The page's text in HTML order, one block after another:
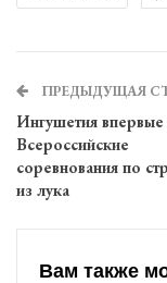
ПРЕДЫДУЩАЯ
Ингушетия
Всероссийские
соревнования по
из лука
Вам также